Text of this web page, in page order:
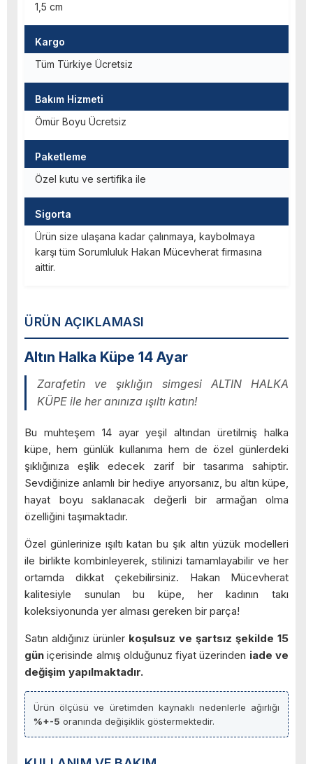
ÜRÜN AÇIKLAMASI
Altın Halka Küpe 14 Ayar
Zarafetin ve şıklığın simgesi ALTIN HALKA
KÜPE ile her anınıza ışıltı katın!
Bu muhteşem 14 ayar yeşil altından üretilmiş halka
küpe, hem günlük kullanıma hem de özel günlerdeki
şıklığınıza eşlik edecek zarif bir tasarıma sahiptir.
Sevdiğinize anlamlı bir hediye arıyorsanız, bu altın küpe,
hayat boyu saklanacak değerli bir armağan olma
özelliğini taşımaktadır.
Özel günlerinize ışıltı katan bu şık altın yüzük modelleri
ile birlikte kombinleyerek, stilinizi tamamlayabilir ve her
ortamda dikkat çekebilirsiniz. Hakan Mücevherat
kalitesiyle sunulan bu küpe, her kadının takı
koleksiyonunda yer alması gereken bir parça!
Satın aldığınız ürünler koşulsuz ve şartsız şekilde 15
gün içerisinde almış olduğunuz fiyat üzerinden iade ve
değişim yapılmaktadır.
Ürün ölçüsü ve üretimden kaynaklı nedenlerle ağırlığı
%+-5 oranında değişiklik göstermektedir.
1,5 cm
Kargo
Tüm Türkiye Ücretsiz
Bakım Hizmeti
Ömür Boyu Ücretsiz
Paketleme
Özel kutu ve sertifika ile
Sigorta
Ürün size ulaşana kadar çalınmaya, kaybolmaya
karşı tüm Sorumluluk Hakan Mücevherat firmasına
aittir.